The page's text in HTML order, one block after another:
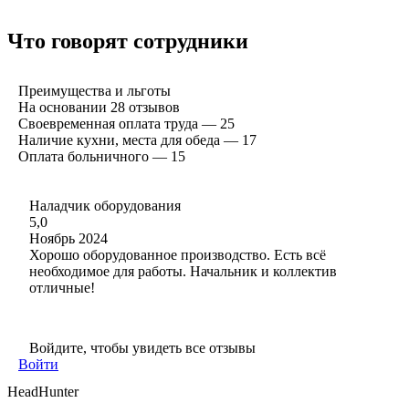
Что говорят сотрудники
Преимущества и льготы
На основании 28 отзывов
Своевременная оплата труда — 25
Наличие кухни, места для обеда — 17
Оплата больничного — 15
Наладчик оборудования
5,0
Ноябрь 2024
Хорошо оборудованное производство. Есть всё
необходимое для работы. Начальник и коллектив
отличные!
Войдите, чтобы увидеть все отзывы
Войти
HeadHunter